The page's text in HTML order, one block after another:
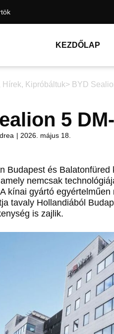
KEZDŐLAP
Hírek, Kipróbáltuk> BYD
5
| 2026. május 18.
Budapest és
nemcsak
kínai gyártó
tavaly Hollandiából
is zajlik.